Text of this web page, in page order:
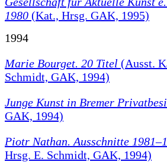
1980 (Kat., Hrsg. GAK, 1995)
1994
Marie Bourget. 20 Titel (Ausst.
Schmidt, GAK, 1994)
Junge Kunst in Bremer
GAK, 1994)
Piotr Nathan. Ausschnitte
Hrsg. E. Schmidt, GAK, 1994)